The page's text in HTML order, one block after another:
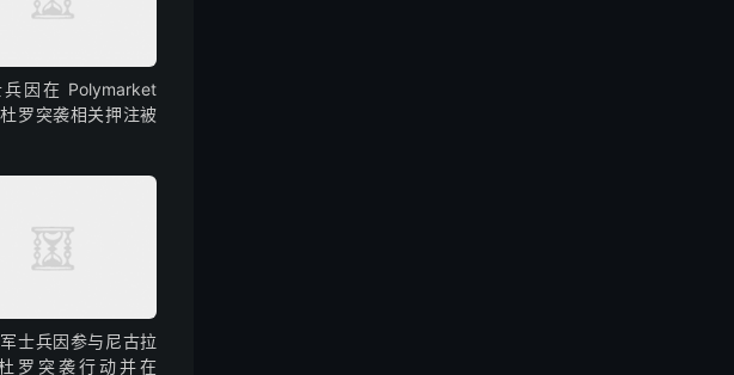
因在 Polymarket
罗突袭相关押注被
士兵因参与尼古拉
罗突袭行动并在